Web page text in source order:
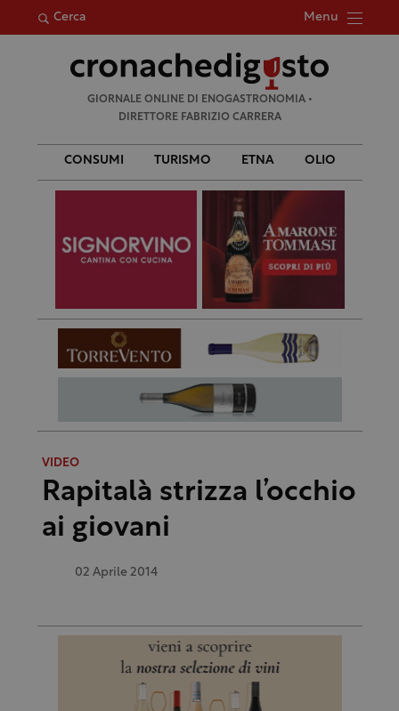
Cerca Menu
per:
GIORNALE ONLINE DI ENOGASTRONOMIA •
DIRETTORE FABRIZIO CARRERA
CONSUMI TURISMO ETNA OLIO
VIDEO
Rapitalà strizza l’occhio
ai giovani
02 Aprile 2014